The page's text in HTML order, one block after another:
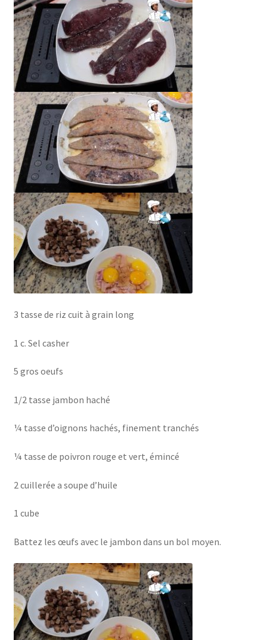
3 tasse de riz cuit à grain long
1 c. Sel casher
5 gros oeufs
1/2 tasse jambon haché
¼ tasse d’oignons hachés, finement tranchés
¼ tasse de poivron rouge et vert, émincé
2 cuillerée a soupe d’huile
1 cube
Battez les œufs avec le jambon dans un bol moyen.